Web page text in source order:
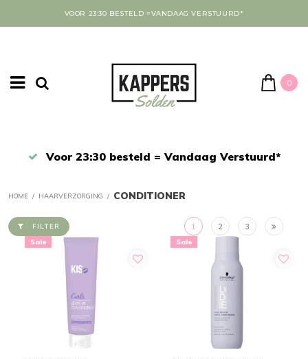
VOOR 23:30 BESTELD =VANDAAG VERSTUURD*
0
Afrekenen in een veilige omgeving
HOME / HAARVERZORGING / CONDITIONER
FILTER 1 2 3
Sale Sale